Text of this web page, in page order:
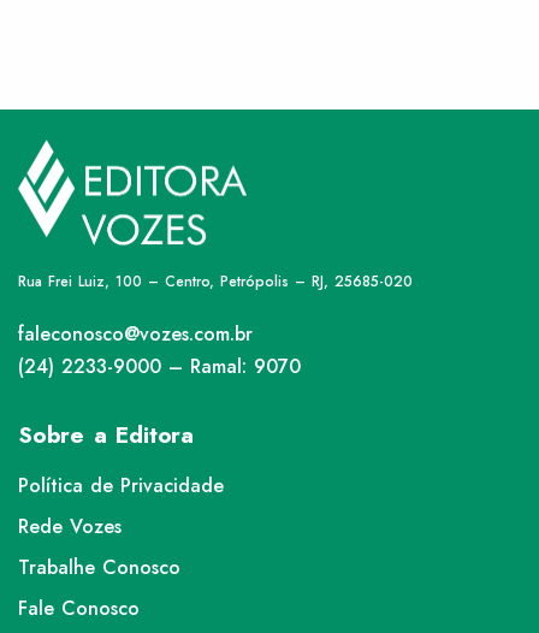
Rua Frei Luiz, 100 – Centro, Petrópolis – RJ, 25685-020
faleconosco@vozes.com.br
(24) 2233-9000 – Ramal: 9070
Sobre a Editora
Política de Privacidade
Rede Vozes
Trabalhe Conosco
Fale Conosco